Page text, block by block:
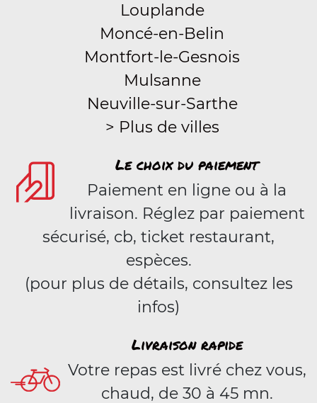
Louplande
Moncé-en-Belin
Montfort-le-Gesnois
Mulsanne
Neuville-sur-Sarthe
> Plus de villes
Le choix du paiement
Paiement en ligne ou à la
livraison. Réglez par paiement
sécurisé, cb, ticket restaurant,
espèces.
(pour plus de détails, consultez les
infos)
Livraison rapide
Votre repas est livré chez vous,
chaud, de 30 à 45 mn.